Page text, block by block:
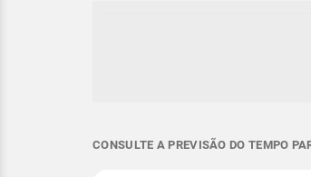
CONSULTE A PREVISÃO DO TEMPO